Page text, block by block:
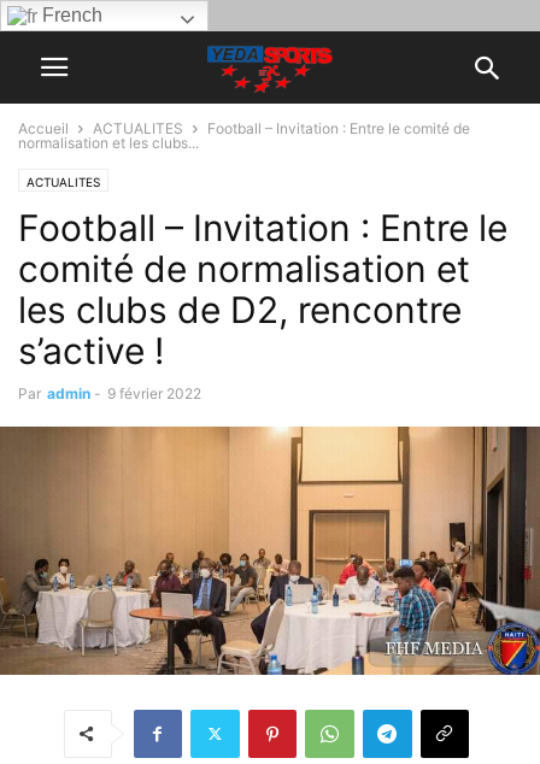
French
Accueil ACTUALITES
Football – Invitation : Entre le comité de
normalisation et les clubs...
ACTUALITES
Football – Invitation : Entre le
comité de normalisation et
les clubs de D2, rencontre
s’active !
Par admin - 9 février 2022